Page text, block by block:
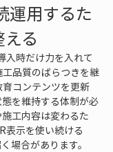
運用するた
る
入時だけ力を入れて
品質のばらつきを継
コンテンツを更新
を維持する体制が必
工内容は変わるた
表示を使い続ける
場合があります。